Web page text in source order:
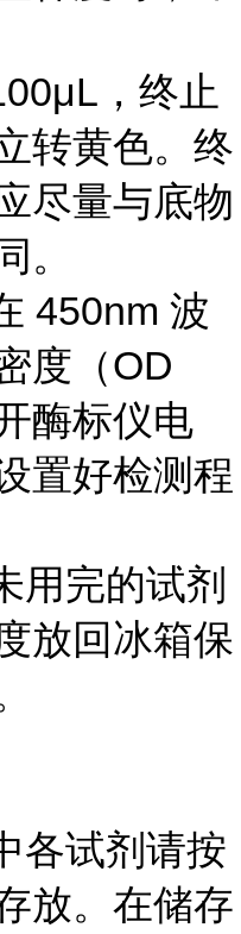
μL ，终止
转黄色。终
尽量与底物
。
450nm 波
度（OD
酶标仪电
置好检测程
用完的试剂
放回冰箱保
各试剂请按
放。在储存